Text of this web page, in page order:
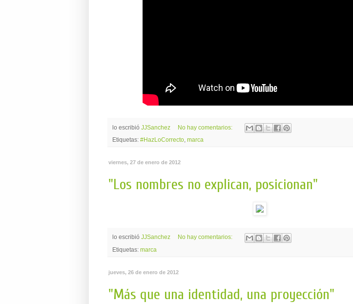
lo escribió JJSanchez
No hay comentarios:
Etiquetas: #HazLoCorrecto marca
viernes, 27 de enero de 2012
"Los nombres no explican, posicionan"
lo escribió JJSanchez
No hay comentarios:
Etiquetas: marca
jueves, 26 de enero de 2012
"Más que una identidad, una proyección"